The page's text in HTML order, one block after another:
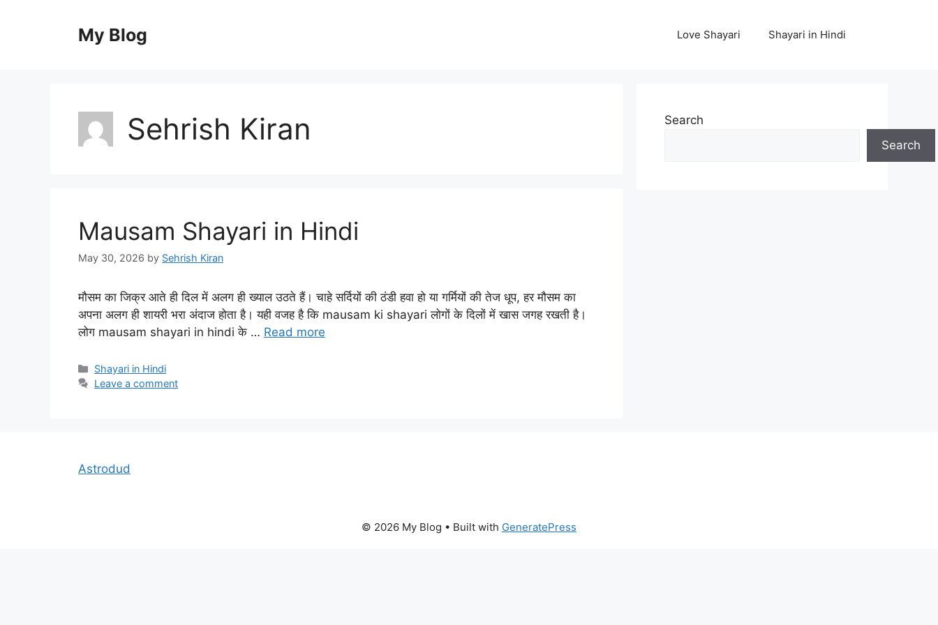
My Blog Love Shayari Shayari in Hindi
Sehrish Kiran
Mausam Shayari in Hindi
May 30, 2026 by Sehrish Kiran
मौसम का जिक्र आते ही दिल में अलग ही ख्याल उठते हैं। चाहे सर्दियों की ठंडी हवा हो या गर्मियों की तेज धूप, हर मौसम का
अपना अलग ही शायरी भरा अंदाज होता है। यही वजह है कि mausam ki shayari लोगों के दिलों में खास जगह रखती है।
लोग mausam shayari in hindi के … Read more
Categories
Shayari in Hindi
Leave a comment
Search
Search
Astrodud
© 2026 My Blog • Built with GeneratePress